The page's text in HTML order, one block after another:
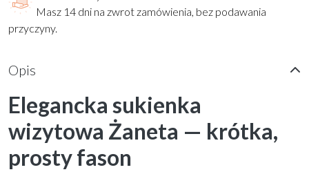
Masz 14 dni na zwrot zamówienia, bez podawania
przyczyny.
Opis
Elegancka sukienka
wizytowa Żaneta — krótka,
prosty fason